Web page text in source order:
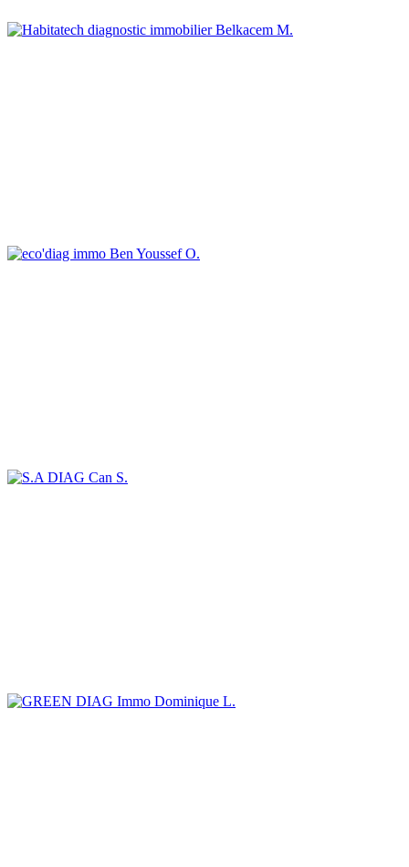
Belkacem M.
Ben Youssef O.
Can S.
Dominique L.